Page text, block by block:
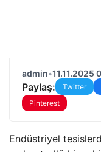
admin•11.11.2025
Paylaş: Twitter
Pinterest
Endüstriyel